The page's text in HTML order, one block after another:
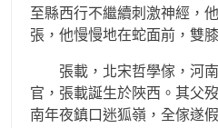
至縣西行不繼續刺激神經，
張，他慢慢地在蛇面前，雙
張載，北宋哲學傢，河南
官，張載誕生於陜西。其父
南年夜鎮口迷狐嶺，全傢遂